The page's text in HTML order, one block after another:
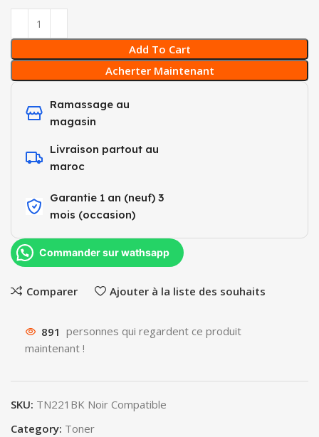
Add To Cart
Acherter Maintenant
Ramassage au
magasin
Livraison partout au
maroc
Garantie 1 an (neuf) 3
mois (occasion)​
Commander sur wathsapp
Comparer Ajouter à la liste des souhaits
891 personnes qui regardent ce produit
maintenant !
SKU: TN221BK Noir Compatible
Category: Toner